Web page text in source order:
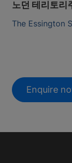
노던 테리토리
The Essington
Enquire